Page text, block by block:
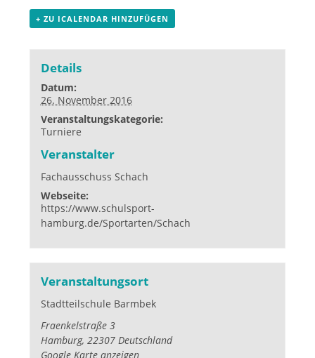
+ ZU ICALENDAR HINZUFÜGEN
Details
Datum:
26. November 2016
Veranstaltungskategorie:
Turniere
Veranstalter
Fachausschuss Schach
Webseite:
https://www.schulsport-
hamburg.de/Sportarten/Schach
Veranstaltungsort
Stadtteilschule Barmbek
Fraenkelstraße 3
Hamburg, 22307 Deutschland
Google Karte anzeigen